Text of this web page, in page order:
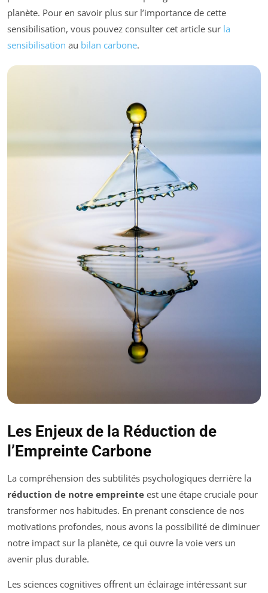
planète. Pour en savoir plus sur l’importance de cette
sensibilisation, vous pouvez consulter cet article sur la
sensibilisation au bilan carbone.
Les Enjeux de la Réduction de
l’Empreinte Carbone
La compréhension des subtilités psychologiques derrière la
réduction de notre empreinte est une étape cruciale pour
transformer nos habitudes. En prenant conscience de nos
motivations profondes, nous avons la possibilité de diminuer
notre impact sur la planète, ce qui ouvre la voie vers un
avenir plus durable.
Les sciences cognitives offrent un éclairage intéressant sur